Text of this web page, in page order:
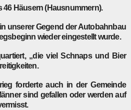
Häusern (Hausnummern).
unserer Gegend der Autobahnbau
wieder eingestellt wurde.
„die viel Schnaps und Bier
forderte auch in der Gemeinde
sind gefallen oder werden auf